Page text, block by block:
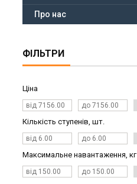
Про нас
ФІЛЬТРИ
Ціна
Кількість ступенів, шт.
Максимальне навантаження, кг